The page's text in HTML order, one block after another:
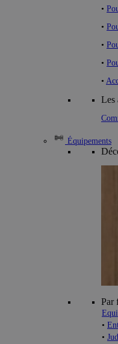
•
•
•
•
•
Les
Équipements
Par
•
•